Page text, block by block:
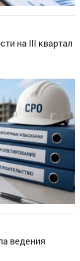
на III квартал
ведения